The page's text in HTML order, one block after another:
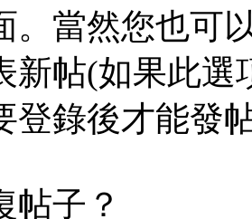
。當然您也可
新帖(如果此選
登錄後才能發
帖子？